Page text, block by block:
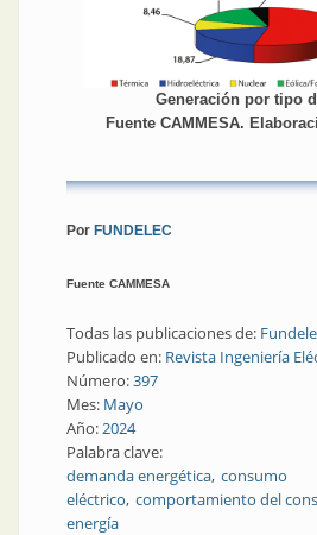
Generación por tipo
Fuente CAMMESA.
Por FUNDELEC
Fuente CAMMESA
Todas las publicaciones de:
Publicado en: Revista Ingeniería
Número:397
Mes: Mayo
Año:2024
Palabra clave:
demanda energética consumo
eléctrico comportamiento del
energía